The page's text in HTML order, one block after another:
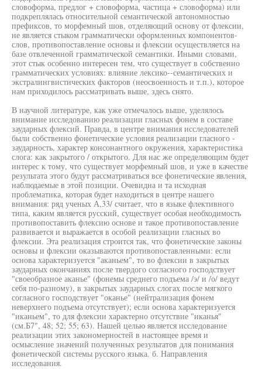
словоформа, предлог + словоформа, частица + словоформа) или
подкреплялась относительной семантической автономностью
префиксов, то морфемный шов, отделяющий основу от флексии,
не является стыком грамматически оформленных компонентов-
слов, противопоставление основы и флексии осуществляется на
базе отвлеченной грамматической семантики. Иными словами,
этот стык особенно интересен тем, что существует в собственно
грамматических условиях: влияние лексико--семантических и
экстралингвистических факторов (неосвоенность и т.п.), которое
нам приходилось рассматривать выше, здесь снято.
В научной литературе, как уже отмечалось выше, уделялось
внимание исследованию реализации гласных фонем в составе
заударных флексий. Правда, в центре внимания исследователей
были собственно фонетические условия реализации гласного -
заударность, характер консонантного окружения, характеристика
слога: как закрытого / открытого. Для нас же определяющим будет
интерес к тому, что существует морфемный шов, и уже в качестве
результата этого будут рассматриваться все фонетические явления,
наблюдаемые в этой позиции. Очевидна и та исходная
проблематика, которая будет находиться в центре нашего
внимания: ряд ученых А,33/ считает, что в языке флективного
типа, каким является русский, существует особая необходимость
противопоставить флексию основе и такое противопоставление
развивается и выражается в особой реализации гласных во
флексии. Эта реализация строится так, что фонетические законы
основы и флексии оказываются противопоставленными: если
основа характеризуется "аканьем", то во флексии в закрытых
заударных окончаниях после твердого согласного господствует
"своеобразное аканье" (фонемы среднего подъема /э/ и /о/ ведут
себя по-разному), в закрытых заударных слогах после мягкого
согласного господствует "оканье" (нейтрализация фонем
неверхнего подъема отсутствует); если основа характеризуется
"иканьем", то для флексии характерно отсутствие "иканья"
(см.Б7", 48; 52; 55; 63). Нашей целью является исследование
реализации этих закономерностей в настоящее время и
осмысление значений полученных результатов для понимания
фонетической системы русского языка. б. Направления
исследования.